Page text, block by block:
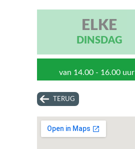
ELKE
DINSDAG
van 14.00 - 16.00 uur
TERUG